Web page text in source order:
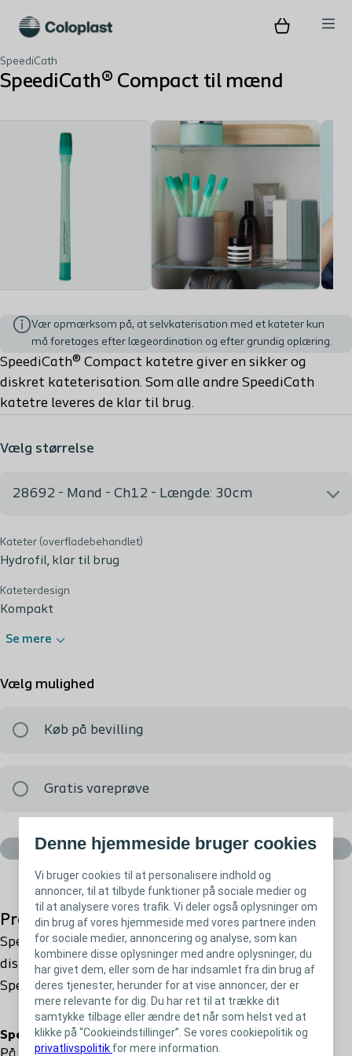
Denne hjemmeside bruger cookies
Vi bruger cookies til at personalisere indhold og
annoncer, til at tilbyde funktioner på sociale medier og
til at analysere vores trafik. Vi deler også oplysninger om
din brug af vores hjemmeside med vores partnere inden
for sociale medier, annoncering og analyse, som kan
kombinere disse oplysninger med andre oplysninger, du
har givet dem, eller som de har indsamlet fra din brug af
deres tjenester, herunder for at vise annoncer, der er
mere relevante for dig. Du har ret til at trække dit
samtykke tilbage eller ændre det når som helst ved at
klikke på “Cookieindstillinger”. Se vores cookiepolitik og
privatlivspolitik for mere information.
SpeediCath
SpeediCath® Compact til mænd
Vær opmærksom på, at selvkaterisation med et kateter kun
må foretages efter lægeordination og efter grundig oplæring.
SpeediCath® Compact katetre giver en sikker og
diskret kateterisation. Som alle andre SpeediCath
katetre leveres de klar til brug.
Vælg størrelse
28692 - Mand - Ch12 - Længde: 30cm
28692 - Mand - Ch12 - Længde: 30cm
Kateter (overfladebehandlet)
Hydrofil, klar til brug
Kateterdesign
Kompakt
Se mere
Vælg mulighed
Gratis vareprøve
Køb på bevilling
Læg i kurv
Produktbeskrivelse
SpeediCath ®Compact katetre giver en sikker og
diskret kateterisation og har de samme fordele som
SpeediCath katetret.
SpeediCath® Compact til mænd